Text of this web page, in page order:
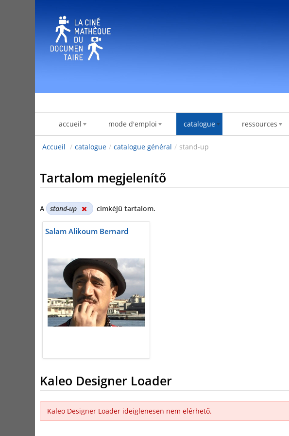
accueil mode d'emploi catalogue ressources
Accueil / catalogue / catalogue général / stand-up
Tartalom megjelenítő
A stand-up cimkéjű tartalom.
Salam Alikoum Bernard
Kaleo Designer Loader
Kaleo Designer Loader ideiglenesen nem elérhető.